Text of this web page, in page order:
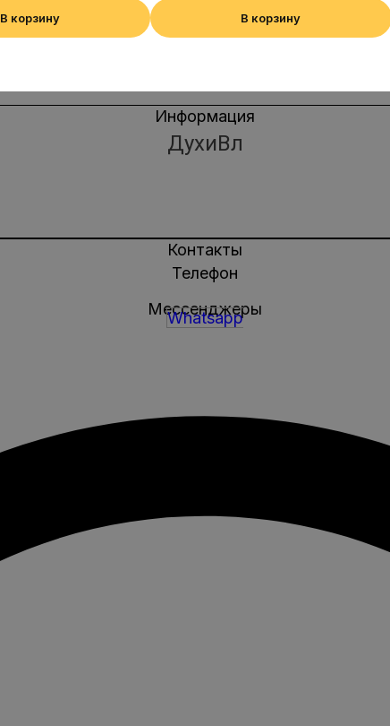
В корзину В корзину
Информация
ДухиВл
Контакты
Телефон
Мессенджеры
Whatsapp